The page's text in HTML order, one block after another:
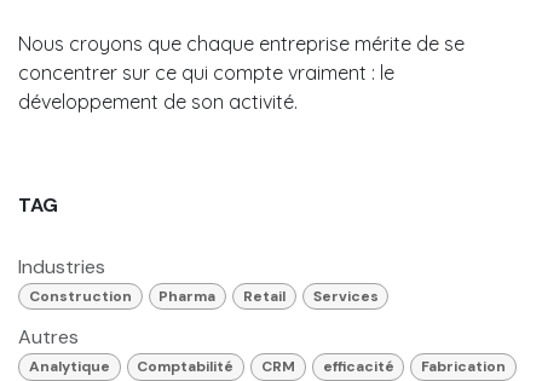
Nous croyons que chaque entreprise mérite de se
concentrer sur ce qui compte vraiment : le
développement de son activité.
TAG
Industries
Construction Pharma Retail Services
Autres
Analytique Comptabilité CRM efficacité Fabrication